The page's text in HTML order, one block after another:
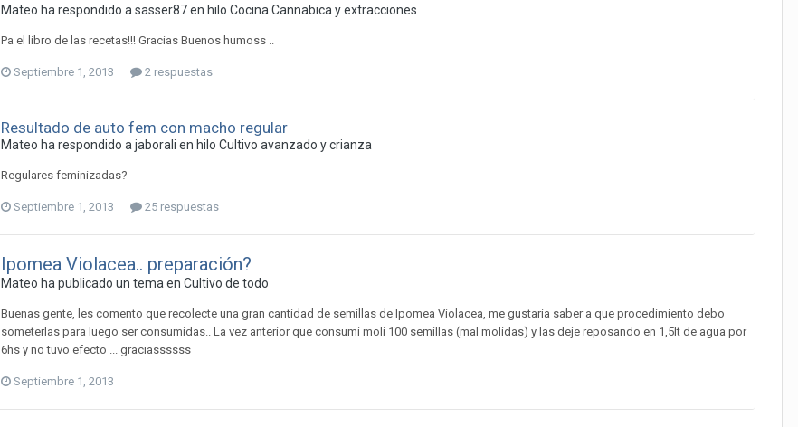
Mateo ha respondido a sasser87 en hilo Cocina Cannabica y extracciones
Pa el libro de las recetas!!! Gracias Buenos humoss ..
Septiembre 1, 2013 2 respuestas
Resultado de auto fem con macho regular
Mateo ha respondido a jaborali en hilo Cultivo avanzado y crianza
Regulares feminizadas?
Septiembre 1, 2013 25 respuestas
Ipomea Violacea.. preparación?
Mateo ha publicado un tema en Cultivo de todo
Buenas gente, les comento que recolecte una gran cantidad de semillas de Ipomea Violacea, me gustaria saber a que procedimiento debo
someterlas para luego ser consumidas.. La vez anterior que consumi moli 100 semillas (mal molidas) y las deje reposando en 1,5lt de agua por
6hs y no tuvo efecto ... graciassssss
Septiembre 1, 2013